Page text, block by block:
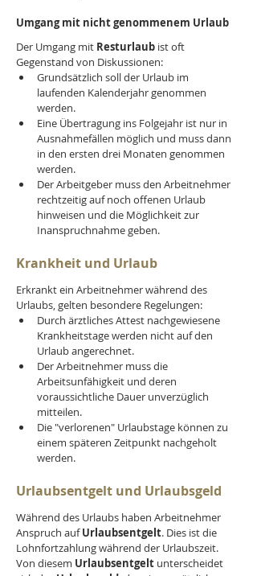
Umgang mit nicht genommenem Urlaub
Der Umgang mit Resturlaub ist oft
Gegenstand von Diskussionen:
Grundsätzlich soll der Urlaub im
laufenden Kalenderjahr genommen
werden.
Eine Übertragung ins Folgejahr ist nur in
Ausnahmefällen möglich und muss dann
in den ersten drei Monaten genommen
werden.
Der Arbeitgeber muss den Arbeitnehmer
rechtzeitig auf noch offenen Urlaub
hinweisen und die Möglichkeit zur
Inanspruchnahme geben.
Krankheit und Urlaub
Erkrankt ein Arbeitnehmer während des
Urlaubs, gelten besondere Regelungen:
Durch ärztliches Attest nachgewiesene
Krankheitstage werden nicht auf den
Urlaub angerechnet.
Der Arbeitnehmer muss die
Arbeitsunfähigkeit und deren
voraussichtliche Dauer unverzüglich
mitteilen.
Die "verlorenen" Urlaubstage können zu
einem späteren Zeitpunkt nachgeholt
werden.
Urlaubsentgelt und Urlaubsgeld
Während des Urlaubs haben Arbeitnehmer
Anspruch auf Urlaubsentgelt. Dies ist die
Lohnfortzahlung während der Urlaubszeit.
Von diesem Urlaubsentgelt unterscheidet